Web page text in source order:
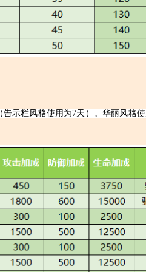
示栏风格使用为7天）。华丽风格使